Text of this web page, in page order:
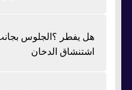
هل يفطر ؟الجلوس
اشتنشاق الدخان